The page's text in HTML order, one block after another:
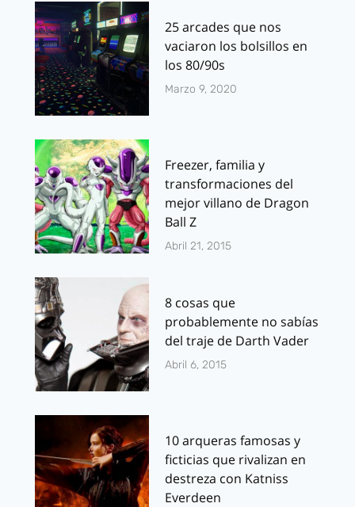
25 arcades que nos
vaciaron los bolsillos en
los 80/90s
Marzo 9, 2020
Freezer, familia y
transformaciones del
mejor villano de Dragon
Ball Z
Abril 21, 2015
8 cosas que
probablemente no sabías
del traje de Darth Vader
Abril 6, 2015
10 arqueras famosas y
ficticias que rivalizan en
destreza con Katniss
Everdeen